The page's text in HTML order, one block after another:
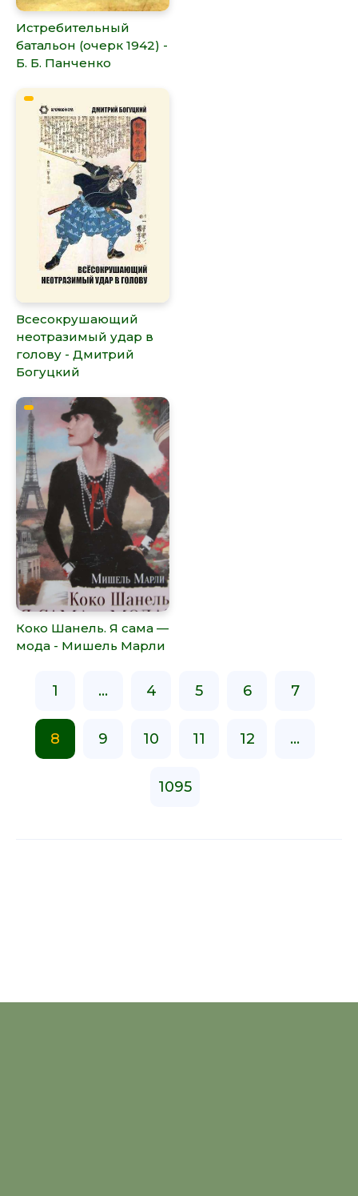
Истребительный
батальон (очерк 1942) -
Б. Б. Панченко
Всесокрушающий
неотразимый удар в
голову - Дмитрий
Богуцкий
Коко Шанель. Я сама —
мода - Мишель Марли
1 ... 4 5 6 7
8 9 10 11 12 ...
1095